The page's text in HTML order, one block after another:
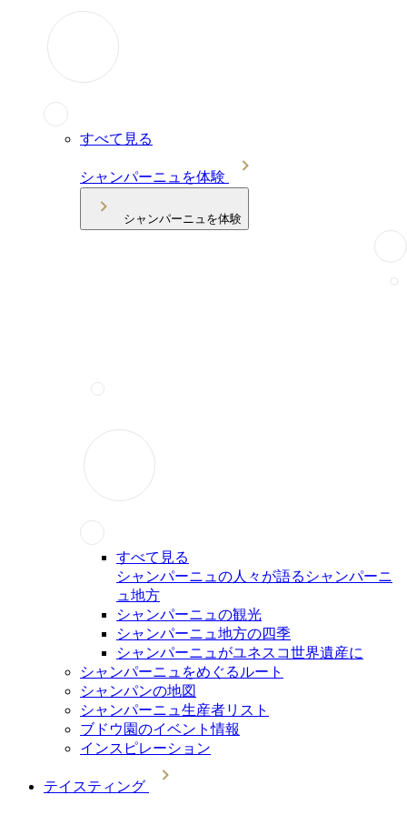
すべて見る
シャンパーニュを体験
シャンパーニュを体験
すべて見る
シャンパーニュの人々が語るシャンパーニ
ュ地方
シャンパーニュの観光
シャンパーニュ地方の四季
シャンパーニュがユネスコ世界遺産に
シャンパーニュをめぐるルート
シャンパンの地図
シャンパーニュ生産者リスト
ブドウ園のイベント情報
インスピレーション
テイスティング